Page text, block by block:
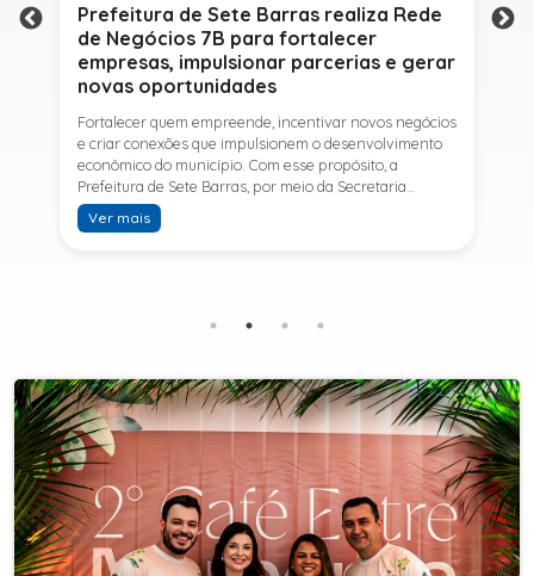
Prefeitura de Sete Barras realiza Rede
de Negócios 7B para fortalecer
empresas, impulsionar parcerias e gerar
novas oportunidades
Fortalecer quem empreende, incentivar novos negócios
e criar conexões que impulsionem o desenvolvimento
econômico do município. Com esse propósito, a
Prefeitura de Sete Barras, por meio da Secretaria
Municipal de Turismo e Desenvolvimento Econômico,
promove na próxima terça-feira (11) a Rede de Negócios
telecomunicações e fundador da empresa Seu
Consultor, que compartilhará estratégias para
aumentar resultados, fortalecer relacionamentos
comerciais e ampliar as oportunidades de
negócios.Para a Secretária Municipal de Turismo e
Desenvolvimento Econômico, Edna Carvalho, a Rede de
Negócios 7B representa mais uma iniciativa da gestão
do Prefeito Ítalo Costa para fortalecer o
empreendedorismo e incentivar o crescimento das
Ver mais